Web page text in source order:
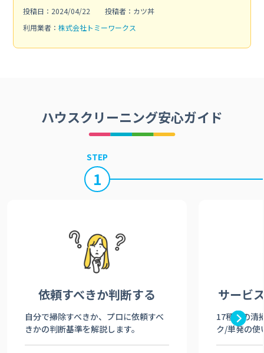
投稿日：2024/04/22
投稿者：カツ丼
利用業者： 株式会社トミーワークス
ハウスクリーニング安心ガイド
STEP
1
依頼すべきか判断する
自分で掃除すべきか、プロに依頼すべ
きかの判断基準を解説します。
サービ
17種類の清
ク/単発の使